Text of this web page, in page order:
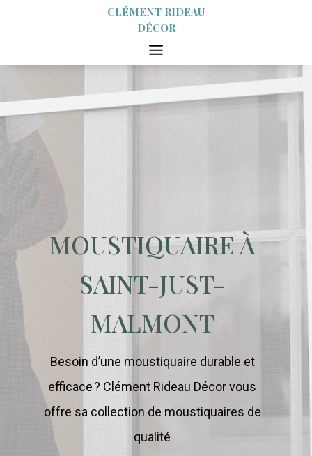
CLÉMENT RIDEAU
DÉCOR
MOUSTIQUAIRE À
SAINT-JUST-
MALMONT
Besoin d’une moustiquaire durable et
efficace ? Clément Rideau Décor vous
offre sa collection de moustiquaires de
qualité